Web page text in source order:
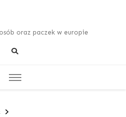
oraz paczek w europie